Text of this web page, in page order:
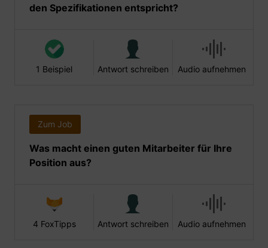
den Spezifikationen entspricht?
1 Beispiel Antwort schreiben Audio aufnehmen
Zum Job
Was macht einen guten Mitarbeiter für Ihre
Position aus?
4 FoxTipps Antwort schreiben Audio aufnehmen